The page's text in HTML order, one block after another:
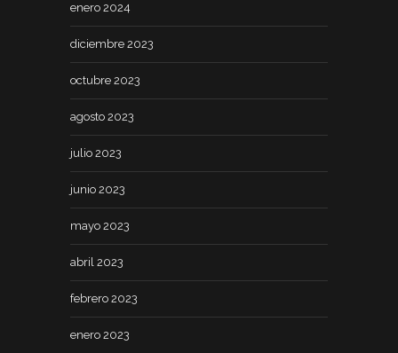
enero 2024
diciembre 2023
octubre 2023
agosto 2023
julio 2023
junio 2023
mayo 2023
abril 2023
febrero 2023
enero 2023